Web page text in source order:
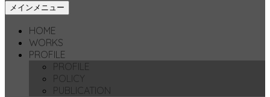
検
索
メインメニュー
へ
移
動
HOME
WORKS
PROFILE
PROFILE
POLICY
PUBLICATION